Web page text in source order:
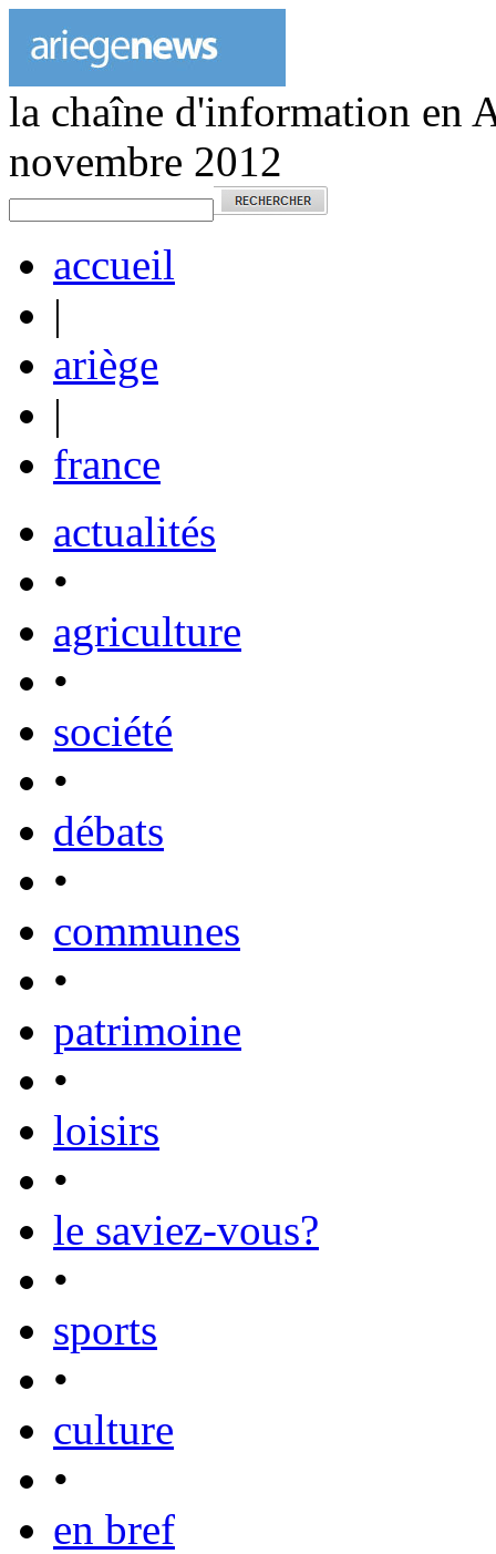
la chaîne d'information en
novembre 2012
accueil
|
ariège
|
france
actualités
•
agriculture
•
société
•
débats
•
communes
•
patrimoine
•
loisirs
•
le saviez-vous?
•
sports
•
culture
•
en bref